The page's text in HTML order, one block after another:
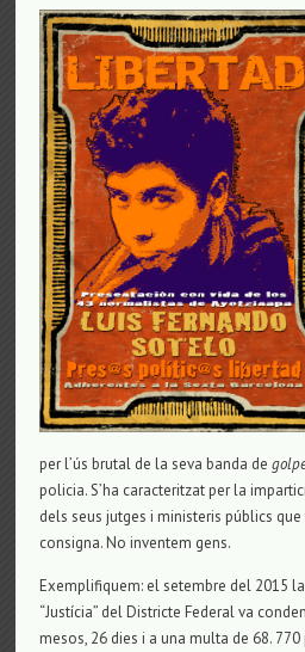
per l’ús brutal de la seva banda de
policia. S’ha caracteritzat per la
dels seus jutges i ministeris públics
consigna. No inventem gens.
Exemplifiquem: el setembre del 2015
“Justícia” del Districte Federal va
mesos, 26 dies i a una multa de 68.